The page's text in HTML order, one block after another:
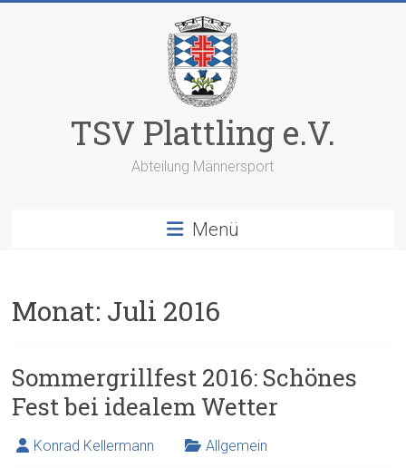
TSV Plattling e.V.
Abteilung Männersport
Menü
Monat: Juli 2016
Sommergrillfest 2016: Schönes
Fest bei idealem Wetter
Konrad Kellermann Allgemein